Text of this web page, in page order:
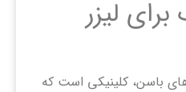
لیزر
باسن، کلینیکی است که